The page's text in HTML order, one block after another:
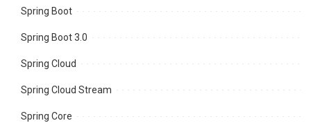
Spring Boot
Spring Boot 3.0
Spring Cloud
Spring Cloud Stream
Spring Core